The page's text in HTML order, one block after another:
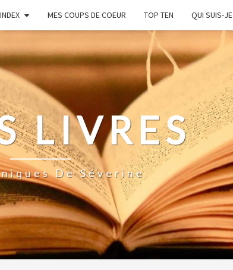
INDEX MES COUPS DE COEUR TOP TEN QUI SUIS-JE
LIVRES
De Séverine